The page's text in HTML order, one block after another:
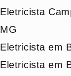
Eletricista
MG
Eletricista em
Eletricista em